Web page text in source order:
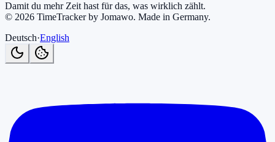
Damit du mehr Zeit hast für das, was wirklich zählt.
© 2026 TimeTracker by Jomawo. Made in Germany.
Deutsch·English